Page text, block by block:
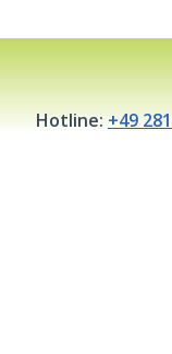
Hotline: +49